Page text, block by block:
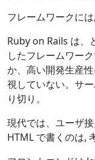
フレームワークには
Ruby on Rails は、
したフレームワー
か、高い開発生産
視していない。サ
り切り。
現代では、ユーザ
HTML で書くのは,